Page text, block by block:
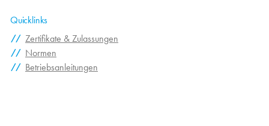
Quicklinks
Zertifikate & Zulassungen
Normen
Betriebsanleitungen